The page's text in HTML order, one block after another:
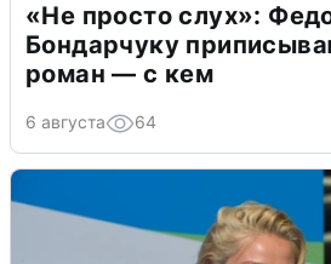
«Не просто слух»:
Бондарчуку
роман — с кем
6 августа 64